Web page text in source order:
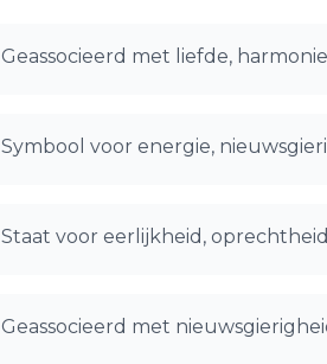
Geassocieerd met liefde,
Symbool voor energie,
Staat voor eerlijkheid,
Geassocieerd met